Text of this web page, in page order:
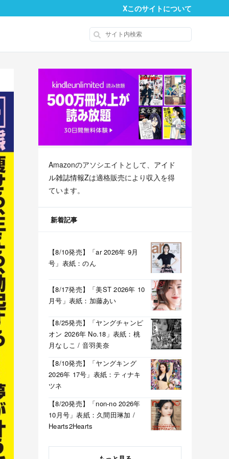
Xこのサイトについて
Amazonのアソシエイトとして、 アイド
ル雑誌情報Zは適格販売により収入を得
ています。
新着記事
【8/10発売】「ar 2026年 9月
号」表紙：のん
【8/17発売】「美ST 2026年 10
月号」表紙：加藤あい
【8/25発売】「ヤングチャンピ
オン 2026年 No.18」表紙：桃
月なしこ / 音羽美奈
【8/10発売】「ヤングキング
2026年 17号」表紙：ティナキ
ツネ
【8/20発売】「non-no 2026年
10月号」表紙：久間田琳加 /
Hearts2Hearts